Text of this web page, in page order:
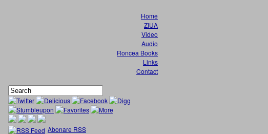
Home
ZIUA
Video
Audio
Roncea Books
Links
Contact
Abonare RSS